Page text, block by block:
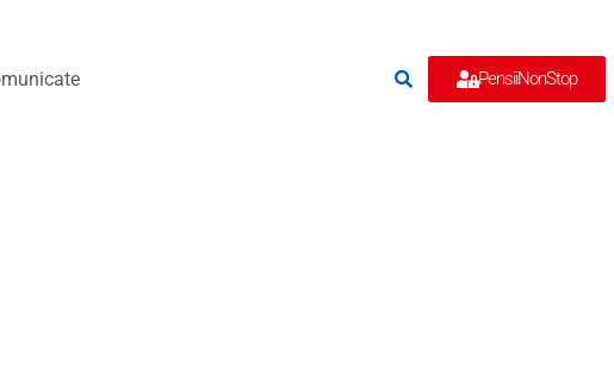
PensiiNonStop